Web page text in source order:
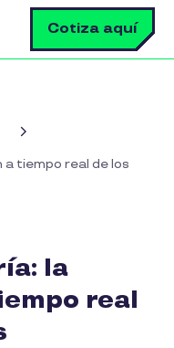
Cotiza aquí
tiempo real de los
la
real